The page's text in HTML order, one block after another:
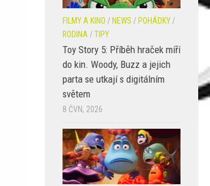
FILMY A KINO / NEWS / POHÁDKY /
RODINA /TIPY
Toy Story 5: Příběh hraček míří
do kin. Woody, Buzz a jejich
parta se utkají s digitálním
světem
8 ČVN, 2026